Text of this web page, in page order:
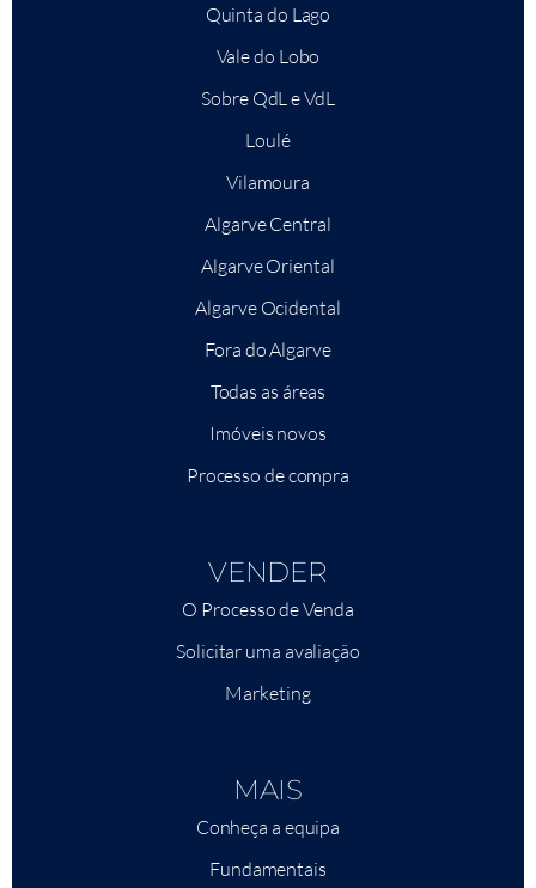
Quinta do Lago
Vale do Lobo
Sobre QdL e VdL
Loulé
Vilamoura
Algarve Central
Algarve Oriental
Algarve Ocidental
Fora do Algarve
Todas as áreas
Imóveis novos
Processo de compra
VENDER
O Processo de Venda
Solicitar uma avaliação
Marketing
MAIS
Conheça a equipa
Fundamentais